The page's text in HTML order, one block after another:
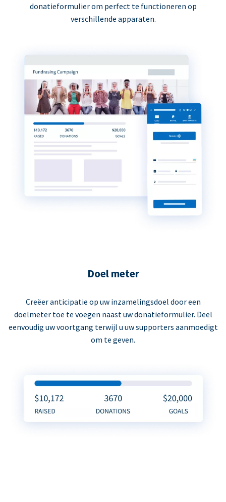
donatieformulier om perfect te functioneren op
verschillende apparaten.
Doel meter
Creëer anticipatie op uw inzamelingsdoel door een
doelmeter toe te voegen naast uw donatieformulier. Deel
eenvoudig uw voortgang terwijl u uw supporters aanmoedigt
om te geven.